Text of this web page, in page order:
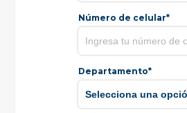
Número de celular*
Departamento*